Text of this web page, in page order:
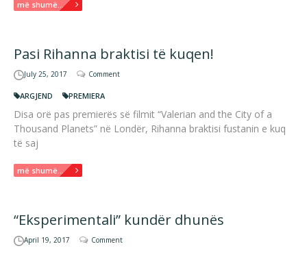
më shumë...
Pasi Rihanna braktisi të kuqen!
July 25, 2017 Comment
ARGJEND PREMIERA
Disa orë pas premierës së filmit “Valerian and the City of a
Thousand Planets” në Londër, Rihanna braktisi fustanin e kuq
të saj
më shumë...
“Eksperimentali” kundër dhunës
April 19, 2017 Comment